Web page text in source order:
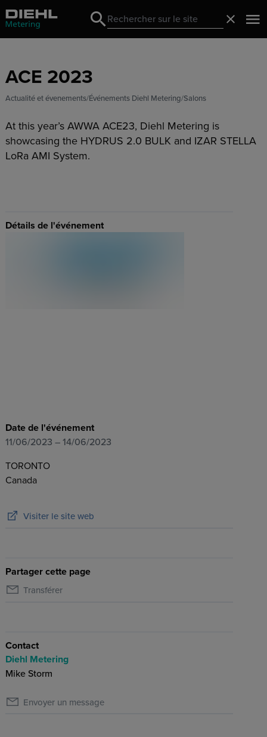
Search
Search
ACE 2023
Actualité et évenements Événements Diehl Metering Salons
At this year’s AWWA ACE23, Diehl Metering is
showcasing the HYDRUS 2.0 BULK and IZAR STELLA
LoRa AMI System.
Détails de l'événement
Date de l'événement
11/06/2023 – 14/06/2023
TORONTO
Canada
Visiter le site web
Partager cette page
Transférer
Contact
Diehl Metering
Mike Storm
Envoyer un message